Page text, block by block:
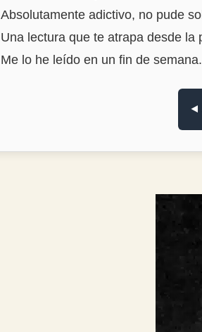
Absolutamente adictivo, no pude
Una lectura que te atrapa desde
Me lo he leído en un fin de semana.
◀